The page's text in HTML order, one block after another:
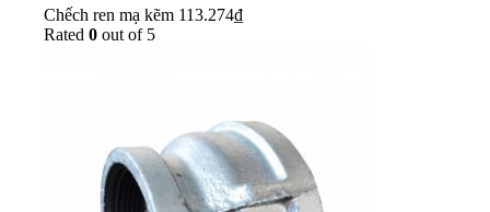
Chếch ren mạ kẽm 113.274₫
Rated 0 out of 5